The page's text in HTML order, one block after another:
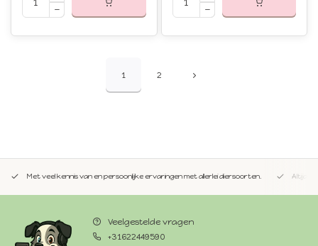
1 2
Met veel kennis van en persoonlijke ervaringen met allerlei diersoorten. Altijd
Veelgestelde vragen
+31622449590